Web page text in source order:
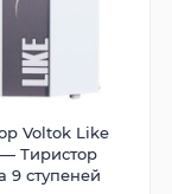
Voltok Like
Тиристор
9 ступеней